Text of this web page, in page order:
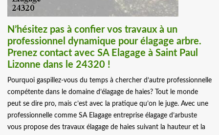
N’hésitez pas à confier vos travaux à un
professionnel dynamique pour élagage arbre.
Prenez contact avec SA Elagage à Saint Paul
Lizonne dans le 24320 !
Pourquoi gaspillez-vous du temps à chercher d’autre professionnelle
compétente dans le domaine d’élagage de haies? Tout le monde
peut se dire pro, mais c’est avec la pratique qu’on le juge. Avec une
professionnelle comme SA Elagage entreprise élagage d’arbuste
vous propose des travaux élagage de haies suivant la hauteur et la